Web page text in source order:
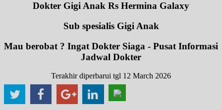
Dokter Gigi Anak Rs Hermina Galaxy
Sub spesialis Gigi Anak
Mau berobat ? Ingat Dokter Siaga - Pusat Informasi
Jadwal Dokter
Terakhir diperbarui tgl 12 March 2026